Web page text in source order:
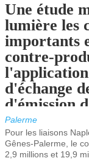
Une étude
lumière les
importants
contre-
d'échange
d'émission
(SEQE-UE)
maritimes
occidentale.
Palerme
Pour les liaisons
Gênes-Palerme, le
2,9 millions et 19,9